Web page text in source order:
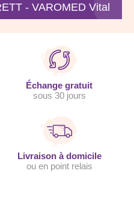
- VAROMED Vital
Échange gratuit
sous 30 jours
Livraison à domicile
ou en point relais